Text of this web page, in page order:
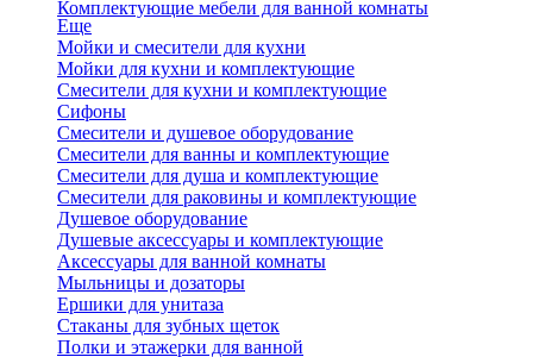
Комплектующие мебели для ванной комнаты
Еще
Мойки и смесители для кухни
Мойки для кухни и комплектующие
Смесители для кухни и комплектующие
Сифоны
Смесители и душевое оборудование
Смесители для ванны и комплектующие
Смесители для душа и комплектующие
Смесители для раковины и комплектующие
Душевое оборудование
Душевые аксессуары и комплектующие
Аксессуары для ванной комнаты
Мыльницы и дозаторы
Ершики для унитаза
Стаканы для зубных щеток
Полки и этажерки для ванной